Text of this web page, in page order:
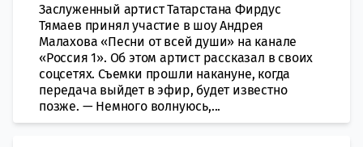
Заслуженный артист Татарстана Фирдус
Тямаев принял участие в шоу Андрея
Малахова «Песни от всей души» на канале
«Россия 1». Об этом артист рассказал в своих
соцсетях. Съемки прошли накануне, когда
передача выйдет в эфир, будет известно
позже. — Немного волнуюсь,...